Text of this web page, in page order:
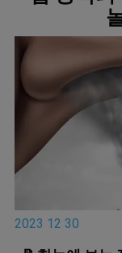
2023 12 30